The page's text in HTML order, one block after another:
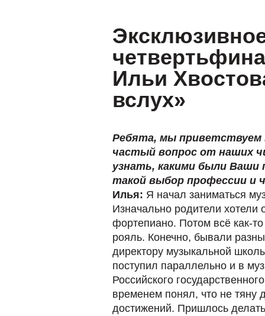
Ильи
вслух»
Ребята, мы приветствуем
частый вопрос от наших
узнать, какими были Ваши
такой выбор профессии и
Илья: Я начал заниматься
Изначально родители хотели
фортепиано. Потом всё как-
рояль. Конечно, бывали
директору музыкальной
поступил параллельно и в
Российского
временем понял, что не тяну
достижений. Пришлось